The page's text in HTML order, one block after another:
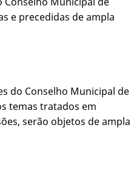
e precedidas de ampla
do Conselho Municipal de
temas tratados em
serão objetos de ampla